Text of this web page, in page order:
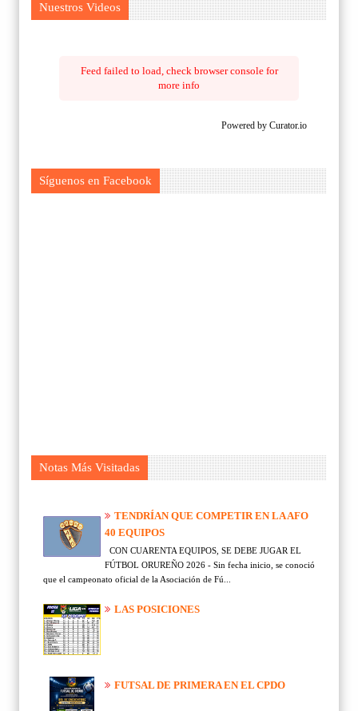
Nuestros Videos
Feed failed to load, check browser console for
more info
Powered by Curator.io
Síguenos en Facebook
Notas Más Visitadas
TENDRÍAN QUE COMPETIR EN LA AFO
40 EQUIPOS
CON CUARENTA EQUIPOS, SE DEBE JUGAR EL
FÚTBOL ORUREÑO 2026 - Sin fecha inicio, se conoció
que el campeonato oficial de la Asociación de Fú...
LAS POSICIONES
FUTSAL DE PRIMERA EN EL CPDO